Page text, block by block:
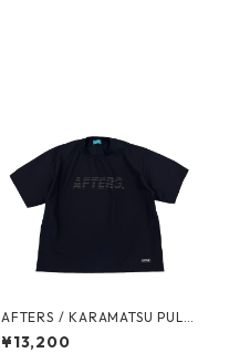
AFTERS / KARAMATSU PULL
OVER SHIRT
¥13,200